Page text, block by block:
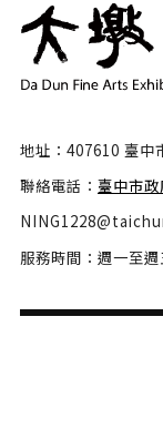
地址：407610 臺中
聯絡電話： 臺中市
服務時間：週一至